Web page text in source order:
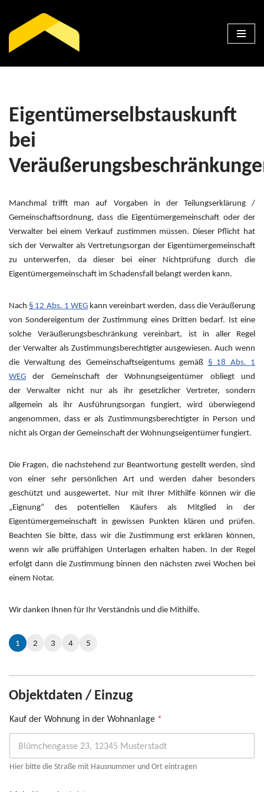
Zum
Inhalt
Eigentümerselbstauskunft
bei
Manchmal trifft man auf Vorgaben in der Teilungserklärung /
Gemeinschaftsordnung, dass die Eigentümergemeinschaft oder der
Verwalter bei einem Verkauf zustimmen müssen. Dieser Pflicht hat
sich der Verwalter als Vertretungsorgan der Eigentümergemeinschaft
zu unterwerfen, da dieser bei einer Nichtprüfung durch die
Eigentümergemeinschaft im Schadensfall belangt werden kann.
Nach § 12 Abs. 1 WEGkann vereinbart werden, dass die Veräußerung
von Sondereigentum der Zustimmung eines Dritten bedarf. Ist eine
solche Veräußerungsbeschränkung vereinbart, ist in aller Regel
der Verwalter als Zustimmungsberechtigter ausgewiesen. Auch wenn
die Verwaltung des Gemeinschaftseigentums gemäß § 18 Abs. 1
WEG der Gemeinschaft der Wohnungseigentümer obliegt und
der Verwalter nicht nur als ihr gesetzlicher Vertreter, sondern
allgemein als ihr Ausführungsorgan fungiert, wird überwiegend
angenommen, dass er als Zustimmungsberechtigter in Person und
nicht als Organ der Gemeinschaft der Wohnungseigentümer fungiert.
Die Fragen, die nachstehend zur Beantwortung gestellt werden, sind
von einer sehr persönlichen Art und werden daher besonders
geschützt und ausgewertet. Nur mit Ihrer Mithilfe können wir die
„Eignung“ des potentiellen Käufers als Mitglied in der
Eigentümergemeinschaft in gewissen Punkten klären und prüfen.
Beachten Sie bitte, dass wir die Zustimmung erst erklären können,
wenn wir alle prüffähigen Unterlagen erhalten haben. In der Regel
erfolgt dann die Zustimmung binnen den nächsten zwei Wochen bei
einem Notar.
Wir danken Ihnen für Ihr Verständnis und die Mithilfe.
1 2 3 4 5
Objektdaten / Einzug
Kauf der Wohnung in der Wohnanlage *
Hier bitte die Straße mit Hausnummer und Ort eintragen